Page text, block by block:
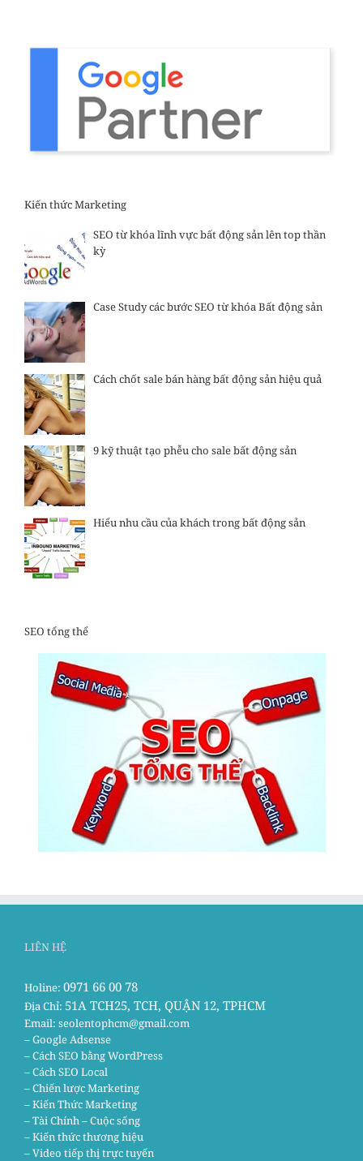
Kiến thức Marketing
SEO từ khóa lĩnh vực bất động sản lên top thần
kỳ
Case Study các bước SEO từ khóa Bất động sản
Cách chốt sale bán hàng bất động sản hiệu quả
9 kỹ thuật tạo phễu cho sale bất động sản
Hiểu nhu cầu của khách trong bất động sản
SEO tổng thể
LIÊN HỆ
Holine: 0971 66 00 78
Địa Chỉ: 51A TCH25, TCH, QUẬN 12, TPHCM
Email: seolentophcm@gmail.com
– Google Adsense
– Cách SEO bằng WordPress
– Cách SEO Local
– Chiến lược Marketing
– Kiến Thức Marketing
– Tài Chính – Cuộc sống
– Kiến thức thương hiệu
– Video tiếp thị trực tuyến